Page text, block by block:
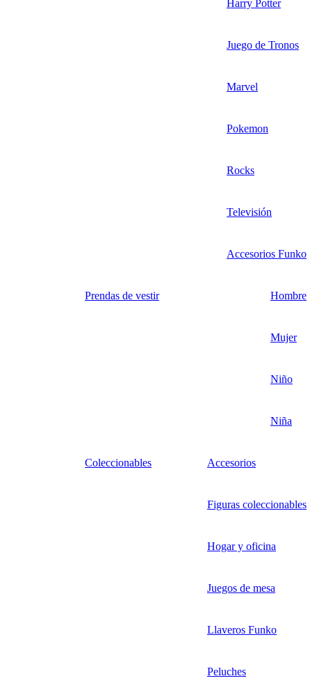
Harry Potter
Juego de Tronos
Marvel
Pokemon
Rocks
Televisión
Accesorios Funko
Prendas de vestir Hombre
Mujer
Niño
Niña
Coleccionables Accesorios
Figuras coleccionables
Hogar y oficina
Juegos de mesa
Llaveros Funko
Peluches